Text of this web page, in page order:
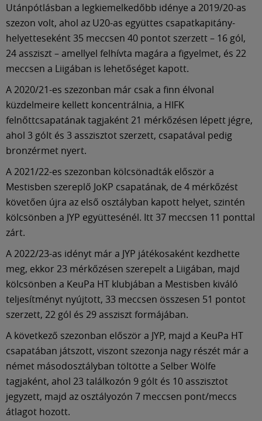
Utánpótlásban a legkiemelkedőbb idénye a 2019/20-as
szezon volt, ahol az U20-as együttes csapatkapitány-
helyetteseként 35 meccsen 40 pontot szerzett – 16 gól,
24 assziszt – amellyel felhívta magára a figyelmet, és 22
meccsen a Liigában is lehetőséget kapott.
A 2020/21-es szezonban már csak a finn élvonal
küzdelmeire kellett koncentrálnia, a HIFK
felnőttcsapatának tagjaként 21 mérkőzésen lépett jégre,
ahol 3 gólt és 3 asszisztot szerzett, csapatával pedig
bronzérmet nyert.
A 2021/22-es szezonban kölcsönadták először a
Mestisben szereplő JoKP csapatának, de 4 mérkőzést
követően újra az első osztályban kapott helyet, szintén
kölcsönben a JYP együttesénél. Itt 37 meccsen 11 ponttal
zárt.
A 2022/23-as idényt már a JYP játékosaként kezdhette
meg, ekkor 23 mérkőzésen szerepelt a Liigában, majd
kölcsönben a KeuPa HT klubjában a Mestisben kiváló
teljesítményt nyújtott, 33 meccsen összesen 51 pontot
szerzett, 22 gól és 29 assziszt formájában.
A következő szezonban először a JYP, majd a KeuPa HT
csapatában játszott, viszont szezonja nagy részét már a
német másodosztályban töltötte a Selber Wölfe
tagjaként, ahol 23 találkozón 9 gólt és 10 asszisztot
jegyzett, majd az osztályozón 7 meccsen pont/meccs
átlagot hozott.
English